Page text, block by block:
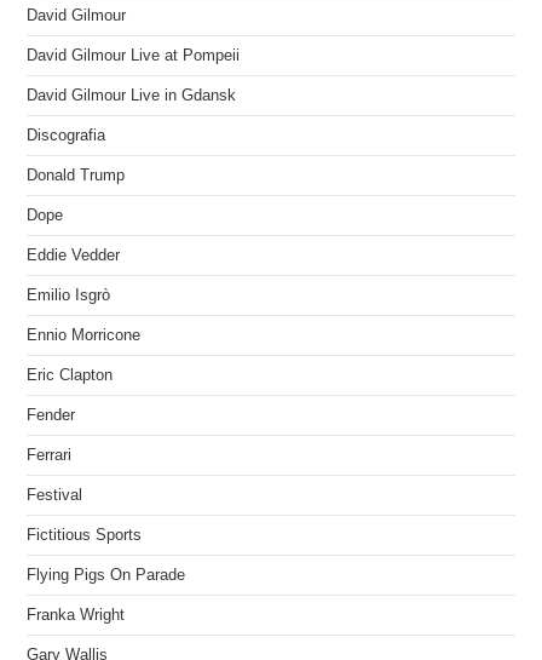
David Gilmour
David Gilmour Live at Pompeii
David Gilmour Live in Gdansk
Discografia
Donald Trump
Dope
Eddie Vedder
Emilio Isgrò
Ennio Morricone
Eric Clapton
Fender
Ferrari
Festival
Fictitious Sports
Flying Pigs On Parade
Franka Wright
Gary Wallis